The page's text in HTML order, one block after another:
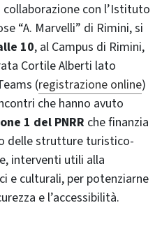
con l’Istituto
“A. Marvelli” di Rimini, si
10, al Campus di Rimini,
Cortile Alberti lato
(registrazione online)
che hanno avuto
1 del PNRR che finanzia
delle strutture turistico-
interventi utili alla
e culturali, per potenziarne
e l’accessibilità.